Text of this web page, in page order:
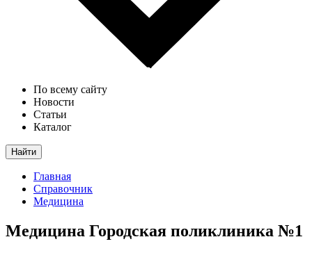
По всему сайту
Новости
Статьи
Каталог
Найти
Главная
Справочник
Медицина
Медицина Городская поликлиника №1